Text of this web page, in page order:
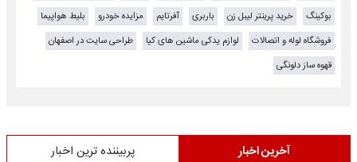
بوکینگ
خرید پرینتر لیبل زن باربری آفرتایم مزایده خودرو
بلیط هواپیما
فروشگاه لوله و اتصالات
لوازم یدکی ماشین های کیا
طراحی سایت در اصفهان
قهوه ساز دلونگی
آخرین اخبار پربیننده ترین اخبار